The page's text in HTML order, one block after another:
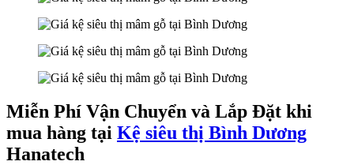
Miễn Phí Vận Chuyển và Lắp Đặt khi
mua hàng tại Kệ siêu thị Bình Dương
Hanatech